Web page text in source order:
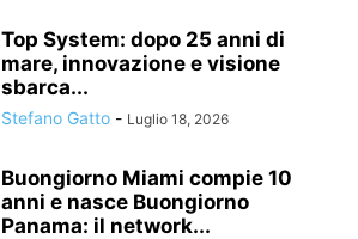
Top System: dopo 25 anni di
mare, innovazione e visione
sbarca...
Stefano Gatto - Luglio 18, 2026
Buongiorno Miami compie 10
anni e nasce Buongiorno
Panama: il network...